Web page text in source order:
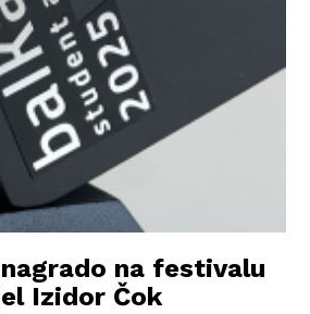
na festivalu
Izidor Čok